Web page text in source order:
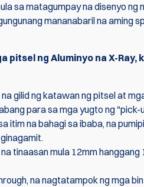
sa matagumpay na disenyo ng
mananabaril na aming
pitsel ng Aluminyo na X-Ray,
gilid ng katawan ng pitsel at
para sa mga yugto ng "pick-
itim na bahagi sa ibaba, na
tinaasan mula 12mm
na nagtatampok ng mga